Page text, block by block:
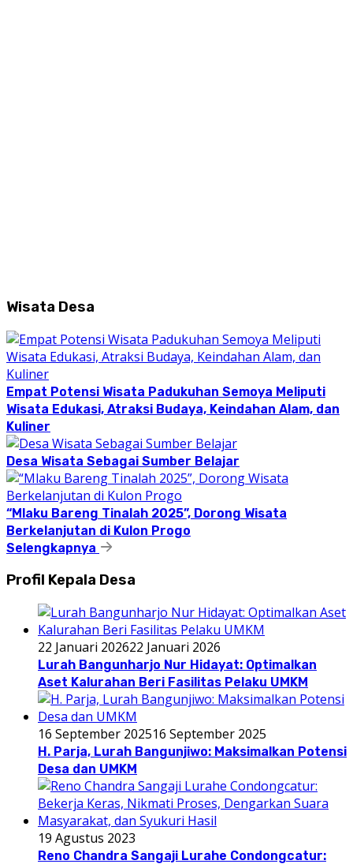
Wisata Desa
Empat Potensi Wisata Padukuhan Semoya Meliputi
Wisata Edukasi, Atraksi Budaya, Keindahan Alam, dan
Kuliner
Desa Wisata Sebagai Sumber Belajar
“Mlaku Bareng Tinalah 2025”, Dorong Wisata
Berkelanjutan di Kulon Progo
Selengkapnya
Profil Kepala Desa
22 Januari 202622 Januari 2026
Lurah Bangunharjo Nur Hidayat: Optimalkan
Aset Kalurahan Beri Fasilitas Pelaku UMKM
16 September 202516 September 2025
H. Parja, Lurah Bangunjiwo: Maksimalkan Potensi
Desa dan UMKM
19 Agustus 2023
Reno Chandra Sangaji Lurahe Condongcatur: